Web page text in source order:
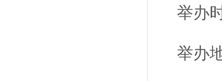
举办
举办